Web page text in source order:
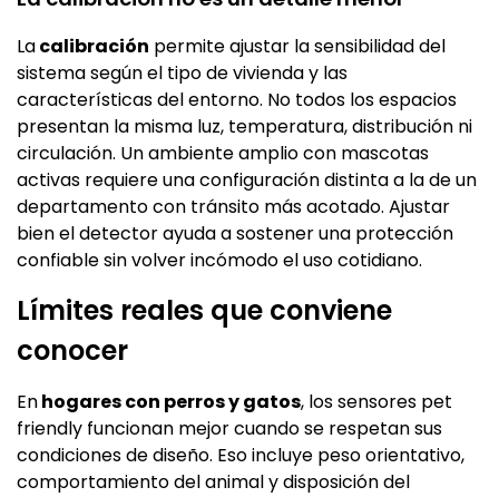
Lacalibración permite ajustar la sensibilidad del
sistema según el tipo de vivienda y las
características del entorno. No todos los espacios
presentan la misma luz, temperatura, distribución ni
circulación. Un ambiente amplio con mascotas
activas requiere una configuración distinta a la de un
departamento con tránsito más acotado. Ajustar
bien el detector ayuda a sostener una protección
confiable sin volver incómodo el uso cotidiano.
Límites reales que conviene
conocer
Enhogares con perros y gatos, los sensores pet
friendly funcionan mejor cuando se respetan sus
condiciones de diseño. Eso incluye peso orientativo,
comportamiento del animal y disposición del